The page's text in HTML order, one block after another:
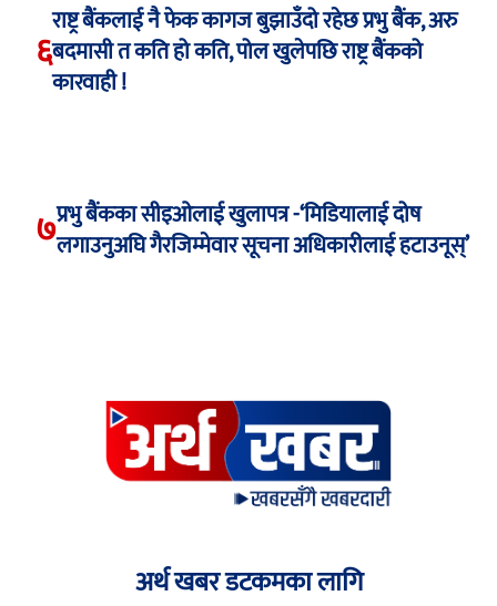
६
राष्ट्र बैंकलाई नै फेक कागज बुझाउँदो रहेछ प्रभु बैंक, अरु
बदमासी त कति हो कति, पोल खुलेपछि राष्ट्र बैंकको
कारवाही !
७प्रभु बैंकका सीइओलाई खुलापत्र -‘मिडियालाई दोष
लगाउनुअघि गैरजिम्मेवार सूचना अधिकारीलाई हटाउनूस्’
अर्थ खबर डटकमका लागि